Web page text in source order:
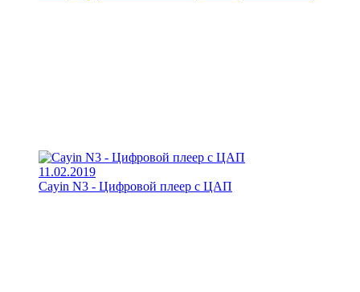
11.02.2019
Cayin N3 - Цифровой плеер с ЦАП